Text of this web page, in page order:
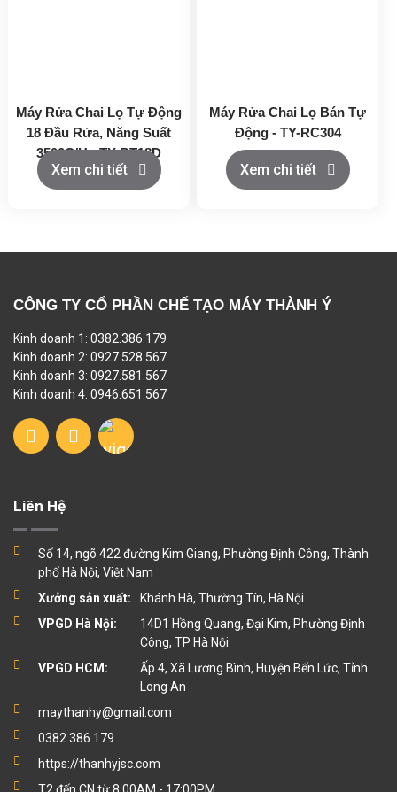
Máy Rửa Chai Lọ Tự Động
18 Đầu Rửa, Năng Suất
3500C/H - TY-RT18D
Xem chi tiết
Máy Rửa Chai Lọ Bán Tự
Động - TY-RC304
Xem chi tiết
CÔNG TY CỔ PHẦN CHẾ TẠO MÁY THÀNH Ý
Kinh doanh 1: 0382.386.179
Kinh doanh 2: 0927.528.567
Kinh doanh 3: 0927.581.567
Kinh doanh 4: 0946.651.567
Liên Hệ
Số 14, ngõ 422 đường Kim Giang, Phường Định Công, Thành
phố Hà Nội, Việt Nam
Xưởng sản xuất:
Khánh Hà, Thường Tín, Hà Nội
VPGD Hà Nội:
14D1 Hồng Quang, Đại Kim, Phường Định
Công, TP Hà Nội
VPGD HCM:
Ấp 4, Xã Lương Bình, Huyện Bến Lức, Tỉnh
Long An
maythanhy@gmail.com
0382.386.179
https://thanhyjsc.com